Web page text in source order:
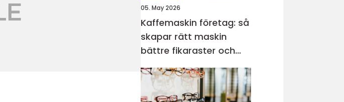
05. May 2026
Kaffemaskin företag: så
skapar rätt maskin
bättre fikaraster och
nöjdare medarbetare